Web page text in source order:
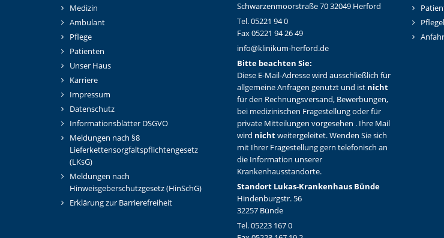
Medizin
Ambulant
Pflege
Patienten
Unser Haus
Karriere
Impressum
Datenschutz
Informationsblätter DSGVO
Meldungen nach §8
Lieferkettensorgfaltspflichtengesetz
(LKsG)
Meldungen nach
Hinweisgeberschutzgesetz (HinSchG)
Erklärung zur Barrierefreiheit
Schwarzenmoorstraße 70 32049 Herford
Tel. 05221 94 0
Fax 05221 94 26 49
info@klinikum-herford.de
Bitte beachten Sie:
Diese E-Mail-Adresse wird ausschließlich für
allgemeine Anfragen genutzt und ist nicht
für den Rechnungsversand, Bewerbungen,
bei medizinischen Fragestellung oder für
private Mitteilungen vorgesehen . Ihre Mail
wird nichtweitergeleitet. Wenden Sie sich
mit Ihrer Fragestellung gern telefonisch an
die Information unserer
Krankenhausstandorte.
Standort Lukas-Krankenhaus Bünde
Hindenburgstr. 56
32257 Bünde
Tel. 05223 167 0